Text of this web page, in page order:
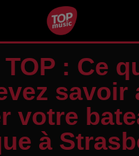
: Ce
savoir
votre
à